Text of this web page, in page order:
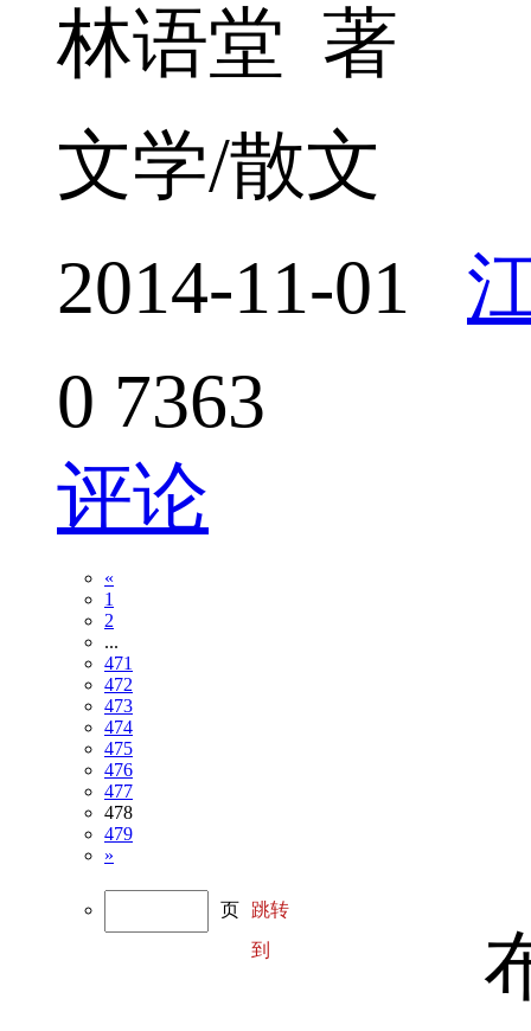
林语堂 著
文学/散文
2014-11-01
0 7363
评论
«
1
2
...
471
472
473
474
475
476
477
478
479
»
页
跳转
到